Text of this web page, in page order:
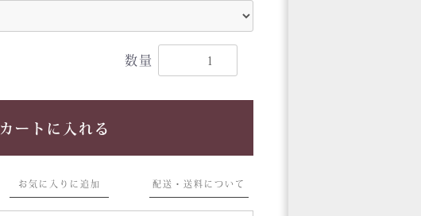
数量
カートに入れる
お気に入りに追加 配送・送料について